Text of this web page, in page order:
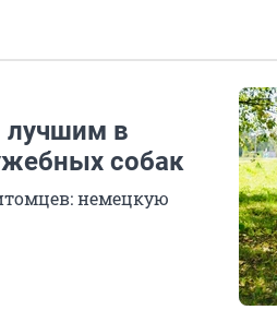
лучшим в
собак
немецкую